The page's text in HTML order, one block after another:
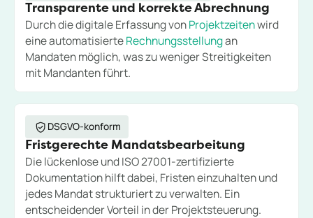
Transparente und korrekte Abrechnung
Durch die digitale Erfassung vonProjektzeitenwird
eine automatisierteRechnungsstellungan
Mandaten möglich, was zu weniger Streitigkeiten
mit Mandanten führt.
DSGVO-konform
Fristgerechte Mandatsbearbeitung
Die lückenlose und ISO 27001-zertifizierte
Dokumentation hilft dabei, Fristen einzuhalten und
jedes Mandat strukturiert zu verwalten. Ein
entscheidender Vorteil in der Projektsteuerung.